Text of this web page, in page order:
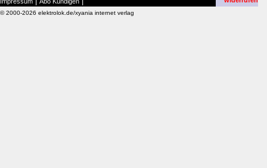
© 2000-2026 elektrolok.de/xyania internet verlag